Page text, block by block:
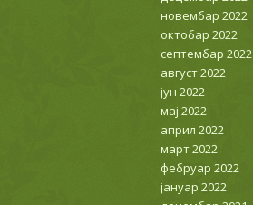
новембар 2022
октобар 2022
септембар 2022
август 2022
јун 2022
мај 2022
април 2022
март 2022
фебруар 2022
јануар 2022